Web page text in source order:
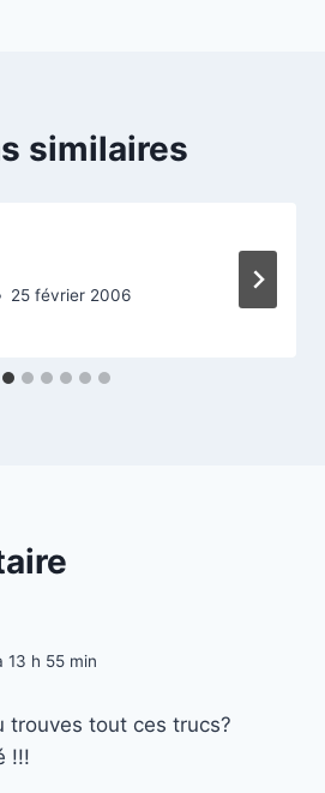
similaires
25 février 2006
13 h 55 min
trouves tout ces trucs?
!!!